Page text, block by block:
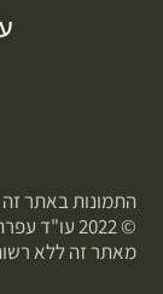
התמונות באתר
© 2022
מאתר זה ללא